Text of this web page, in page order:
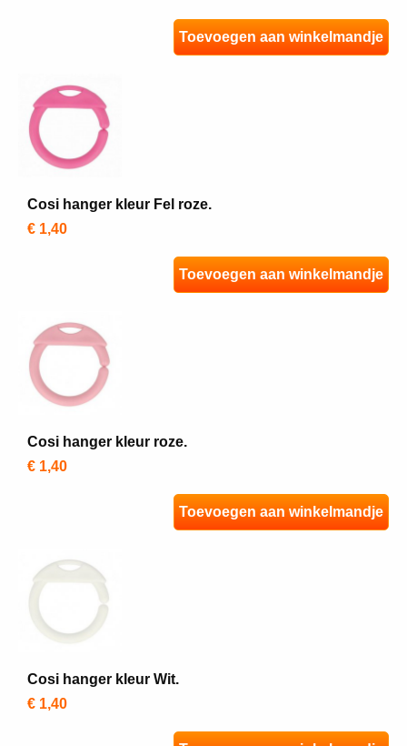
Toevoegen aan winkelmandje
Cosi hanger kleur Fel roze.
€ 1,40
Toevoegen aan winkelmandje
Cosi hanger kleur roze.
€ 1,40
Toevoegen aan winkelmandje
Cosi hanger kleur Wit.
€ 1,40